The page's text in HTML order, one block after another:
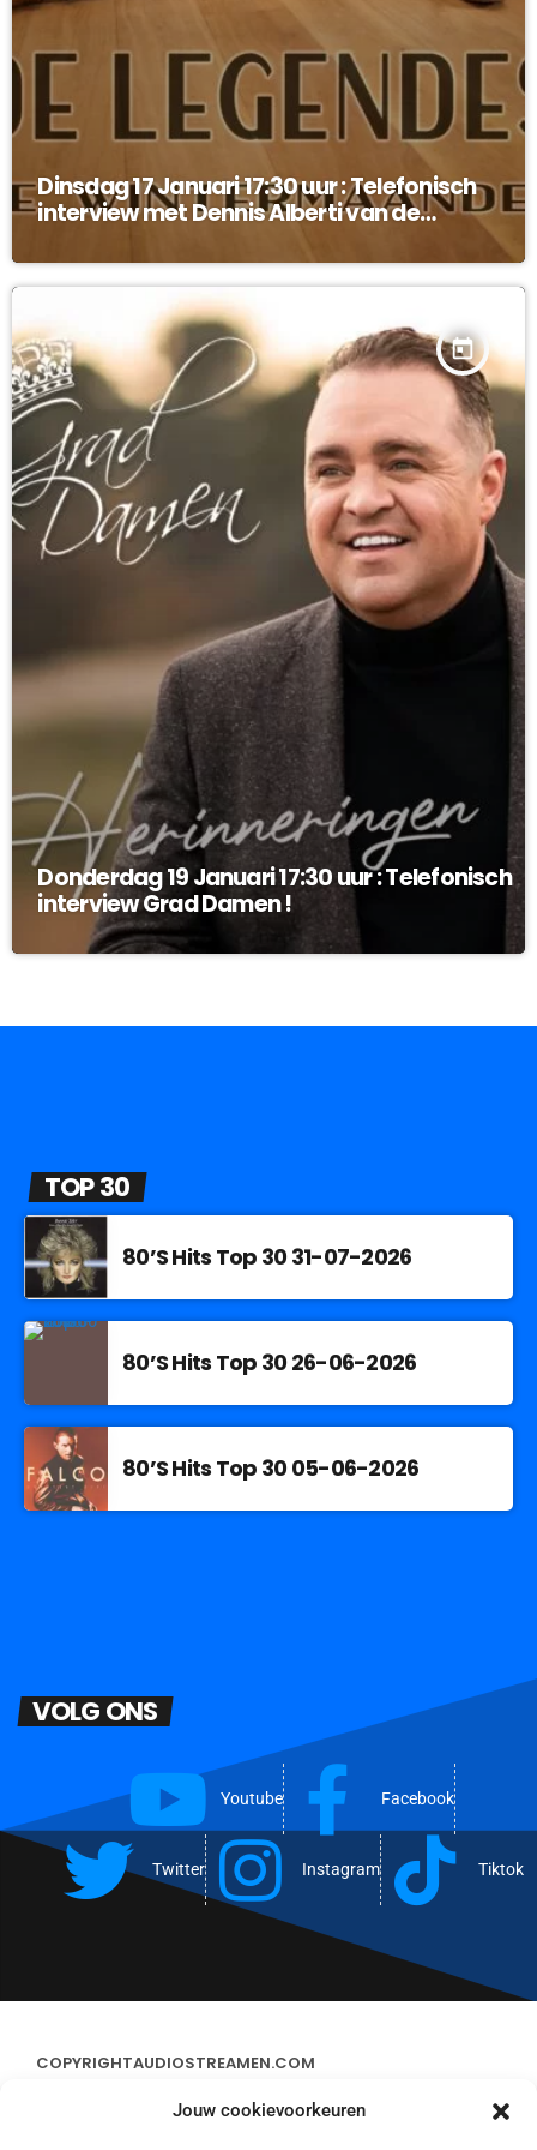
Jouw cookievoorkeuren
Dinsdag 17 Januari 17:30 uur : Telefonisch
interview met Dennis Alberti van de
today
Donderdag 19 Januari 17:30 uur : Telefonisch
interview Grad Damen !
TOP 30
80’S Hits Top 30 31-07-2026
80’S Hits Top 30 26-06-2026
80’S Hits Top 30 05-06-2026
VOLG ONS
Youtube Facebook
Twitter Instagram Tiktok
COPYRIGHTAUDIOSTREAMEN.COM